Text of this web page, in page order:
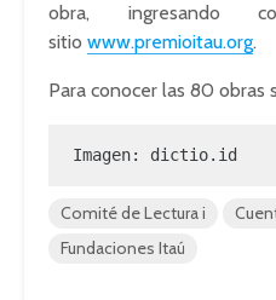
obra, ingresando
sitio www.premioitau.org.
Para conocer las 80 obras
Imagen: dictio.id
Comité de Lectura i
Fundaciones Itaú